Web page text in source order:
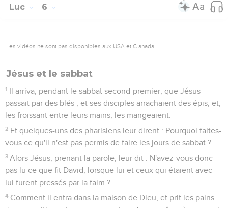
Luc 6
Les vidéos ne sont pas disponibles aux USA et C anada.
Jésus et le sabbat
1 Il arriva, pendant le sabbat second-premier, que Jésus
passait par des blés ; et ses disciples arrachaient des épis, et,
les froissant entre leurs mains, les mangeaient.
2 Et quelques-uns des pharisiens leur dirent : Pourquoi faites-
vous ce qu'il n'est pas permis de faire les jours de sabbat ?
3 Alors Jésus, prenant la parole, leur dit : N'avez-vous donc
pas lu ce que fit David, lorsque lui et ceux qui étaient avec
lui furent pressés par la faim ?
4 Comment il entra dans la maison de Dieu, et prit les pains